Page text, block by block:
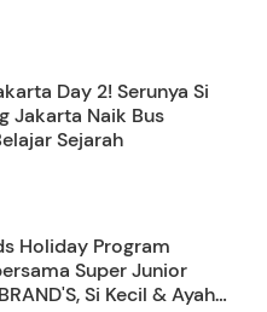
Day 2! Serunya Si
Jakarta Naik Bus
Sejarah
Holiday Program
Super Junior
Si Kecil & Ayah